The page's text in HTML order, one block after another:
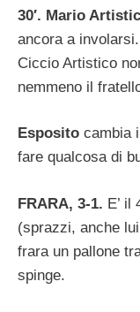
30′. Mario
ancora a
Ciccio Artistico
nemmeno il
Esposito cambia
fare qualcosa di
FRARA, 3-1. E’ il
(sprazzi, anche
frara un pallone
spinge.